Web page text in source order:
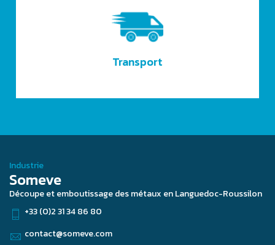
Transport
Industrie
Someve
Découpe et emboutissage des métaux en Languedoc-Roussilon
+33 (0)2 31 34 86 80
contact@someve.com